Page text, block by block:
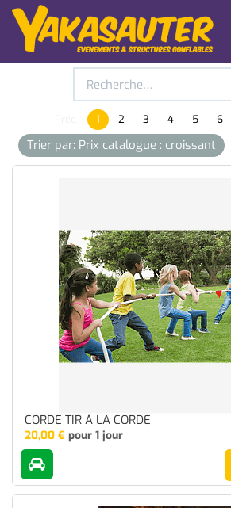
1 2 3 4 5 6
Trier par: Prix catalogue : croissant
CORDE TIR À LA CORDE
20,00 € pour 1 jour